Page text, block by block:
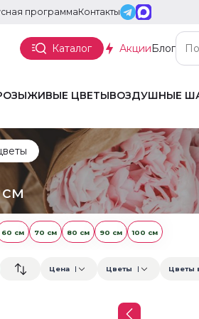
программаКонтакты
Каталог АкцииБлог
ЖИВЫЕ ЦВЕТЫВОЗДУШНЫЕ
60 см 70 см 80 см 90 см 100 см
Цена Цветы Цветы